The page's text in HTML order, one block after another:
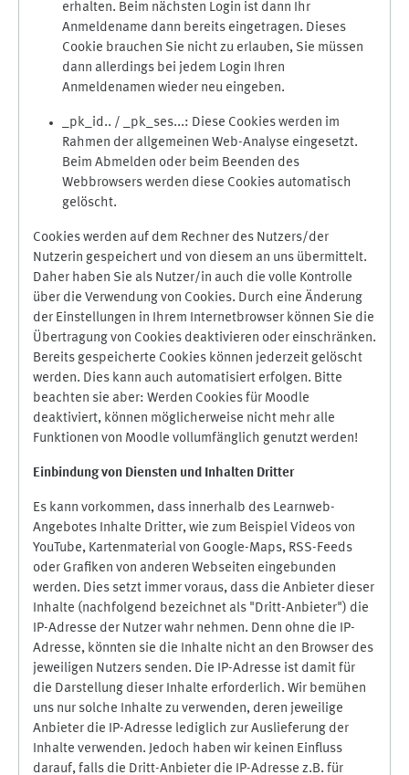
erhalten. Beim nächsten Login ist dann Ihr
Anmeldename dann bereits eingetragen. Dieses
Cookie brauchen Sie nicht zu erlauben, Sie müssen
dann allerdings bei jedem Login Ihren
Anmeldenamen wieder neu eingeben.
_pk_id.. / _pk_ses...: Diese Cookies werden im
Rahmen der allgemeinen Web-Analyse eingesetzt.
Beim Abmelden oder beim Beenden des
Webbrowsers werden diese Cookies automatisch
gelöscht.
Cookies werden auf dem Rechner des Nutzers/der
Nutzerin gespeichert und von diesem an uns übermittelt.
Daher haben Sie als Nutzer/in auch die volle Kontrolle
über die Verwendung von Cookies. Durch eine Änderung
der Einstellungen in Ihrem Internetbrowser können Sie die
Übertragung von Cookies deaktivieren oder einschränken.
Bereits gespeicherte Cookies können jederzeit gelöscht
werden. Dies kann auch automatisiert erfolgen. Bitte
beachten sie aber: Werden Cookies für Moodle
deaktiviert, können möglicherweise nicht mehr alle
Funktionen von Moodle vollumfänglich genutzt werden!
Einbindung von Diensten und Inhalten Dritter
Es kann vorkommen, dass innerhalb des Learnweb-
Angebotes Inhalte Dritter, wie zum Beispiel Videos von
YouTube, Kartenmaterial von Google-Maps, RSS-Feeds
oder Grafiken von anderen Webseiten eingebunden
werden. Dies setzt immer voraus, dass die Anbieter dieser
Inhalte (nachfolgend bezeichnet als "Dritt-Anbieter") die
IP-Adresse der Nutzer wahr nehmen. Denn ohne die IP-
Adresse, könnten sie die Inhalte nicht an den Browser des
jeweiligen Nutzers senden. Die IP-Adresse ist damit für
die Darstellung dieser Inhalte erforderlich. Wir bemühen
uns nur solche Inhalte zu verwenden, deren jeweilige
Anbieter die IP-Adresse lediglich zur Auslieferung der
Inhalte verwenden. Jedoch haben wir keinen Einfluss
darauf, falls die Dritt-Anbieter die IP-Adresse z.B. für